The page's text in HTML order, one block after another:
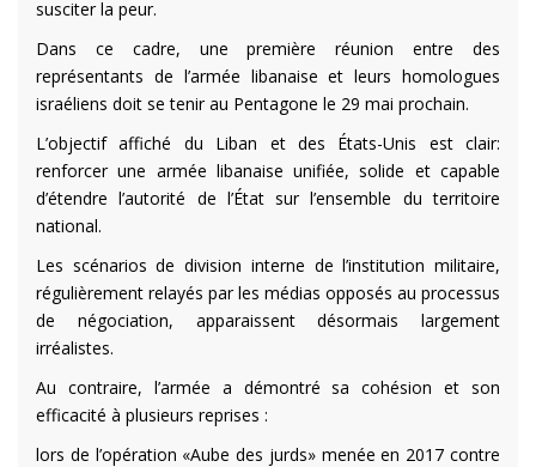
susciter la peur.
Dans ce cadre, une première réunion entre des
représentants de l’armée libanaise et leurs homologues
israéliens doit se tenir au Pentagone le 29 mai prochain.
L’objectif affiché du Liban et des États-Unis est clair:
renforcer une armée libanaise unifiée, solide et capable
d’étendre l’autorité de l’État sur l’ensemble du territoire
national.
Les scénarios de division interne de l’institution militaire,
régulièrement relayés par les médias opposés au processus
de négociation, apparaissent désormais largement
irréalistes.
Au contraire, l’armée a démontré sa cohésion et son
efficacité à plusieurs reprises :
lors de l’opération «Aube des jurds» menée en 2017 contre